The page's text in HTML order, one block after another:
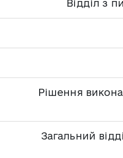
Відділ з
Рішення
Загальний